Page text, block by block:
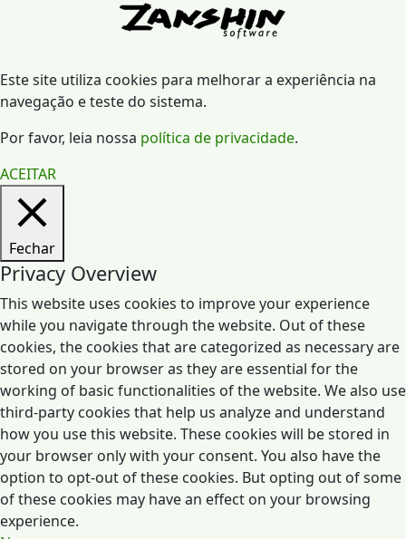
Este site utiliza cookies para melhorar a experiência na
navegação e teste do sistema.
Por favor, leia nossa política de privacidade.
ACEITAR
Fechar
Privacy Overview
This website uses cookies to improve your experience
while you navigate through the website. Out of these
cookies, the cookies that are categorized as necessary are
stored on your browser as they are essential for the
working of basic functionalities of the website. We also use
third-party cookies that help us analyze and understand
how you use this website. These cookies will be stored in
your browser only with your consent. You also have the
option to opt-out of these cookies. But opting out of some
of these cookies may have an effect on your browsing
experience.